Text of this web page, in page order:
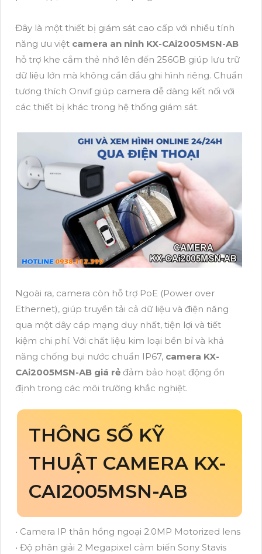
Đây là một thiết bị giám sát cao cấp với nhiều tính
năng ưu việt camera an ninh KX-CAi2005MSN-AB
hỗ trợ khe cắm thẻ nhớ lên đến 256GB giúp lưu trữ
dữ liệu lớn mà không cần đầu ghi hình riêng. Chuẩn
tương thích Onvif giúp camera dễ dàng kết nối với
các thiết bị khác trong hệ thống giám sát.
Ngoài ra, camera còn hỗ trợ PoE (Power over
Ethernet), giúp truyền tải cả dữ liệu và điện năng
qua một dây cáp mạng duy nhất, tiện lợi và tiết
kiệm chi phí. Với chất liệu kim loại bền bỉ và khả
năng chống bụi nước chuẩn IP67, camera KX-
CAi2005MSN-AB giá rẻ đảm bảo hoạt động ổn
định trong các môi trường khắc nghiệt.
THÔNG SỐ KỸ
THUẬT CAMERA KX-
CAI2005MSN-AB
• Camera IP thân hồng ngoại 2.0MP Motorized lens
• Độ phân giải 2 Megapixel cảm biến Sony Stavis